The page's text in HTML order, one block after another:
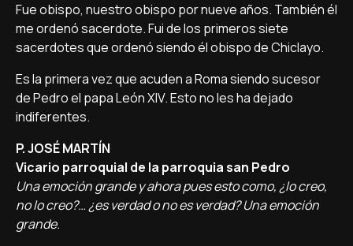
Fue obispo, nuestro obispo por nueve años. También él
me ordenó sacerdote. Fui de los primeros siete
sacerdotes que ordenó siendo él obispo de Chiclayo.
Es la primera vez que acuden a Roma siendo sucesor
de Pedro el papa León XIV. Esto no les ha dejado
indiferentes.
P. JOSÉ MARTÍN
Vicario parroquial de la parroquia san Pedro
Una emoción grande y ahora pues esto como, ¿lo creo,
no lo creo?… ¿es verdad o no es verdad? Una emoción
grande.